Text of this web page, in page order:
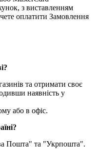
з виставленням
оплатити Замовлення
та отримати своє
наявність у
або в офіс.
Пошта" та "Укрпошта".